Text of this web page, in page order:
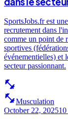
SportsJobs.fr est
recrutement dans
comme un point de
sportives
événementielles) et
secteur passionnant.
fitness_center
fitness_centerMusculation
October 22, 2025